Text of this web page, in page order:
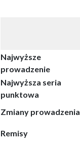
Najwyższe
prowadzenie
Najwyższa seria
punktowa
Zmiany prowadzenia
Remisy